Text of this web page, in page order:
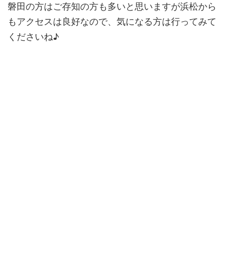
磐田の方はご存知の方も多いと思いますが浜松から
もアクセスは良好なので、気になる方は行ってみて
くださいね♪